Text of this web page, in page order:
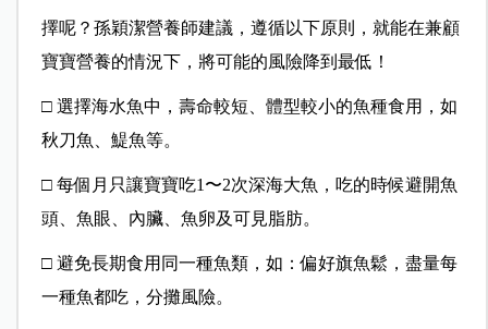
擇呢？孫穎潔營養師建議，遵循以下原則，就能在兼顧
寶寶營養的情況下，將可能的風險降到最低！
□ 選擇海水魚中，壽命較短、體型較小的魚種食用，如
秋刀魚、鯷魚等。
□ 每個月只讓寶寶吃1〜2次深海大魚，吃的時候避開魚
頭、魚眼、內臟、魚卵及可見脂肪。
□ 避免長期食用同一種魚類，如：偏好旗魚鬆，盡量每
一種魚都吃，分攤風險。